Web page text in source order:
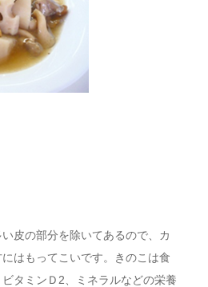
皮の部分を除いてあるので、カ
はもってこいです。きのこは食
タミンＤ2、ミネラルなどの栄養